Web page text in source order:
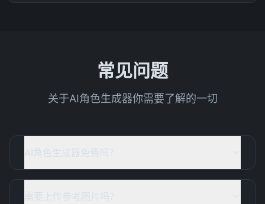
常见问题
关于AI角色生成器你需要了解的一切